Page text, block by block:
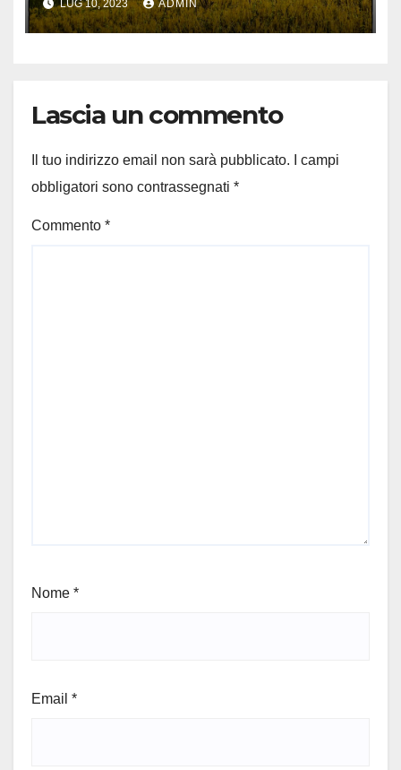
LUG 10, 2023 ADMIN
Lascia un commento
Il tuo indirizzo email non sarà pubblicato.
I campi
obbligatori sono contrassegnati *
Commento *
Nome *
Email *